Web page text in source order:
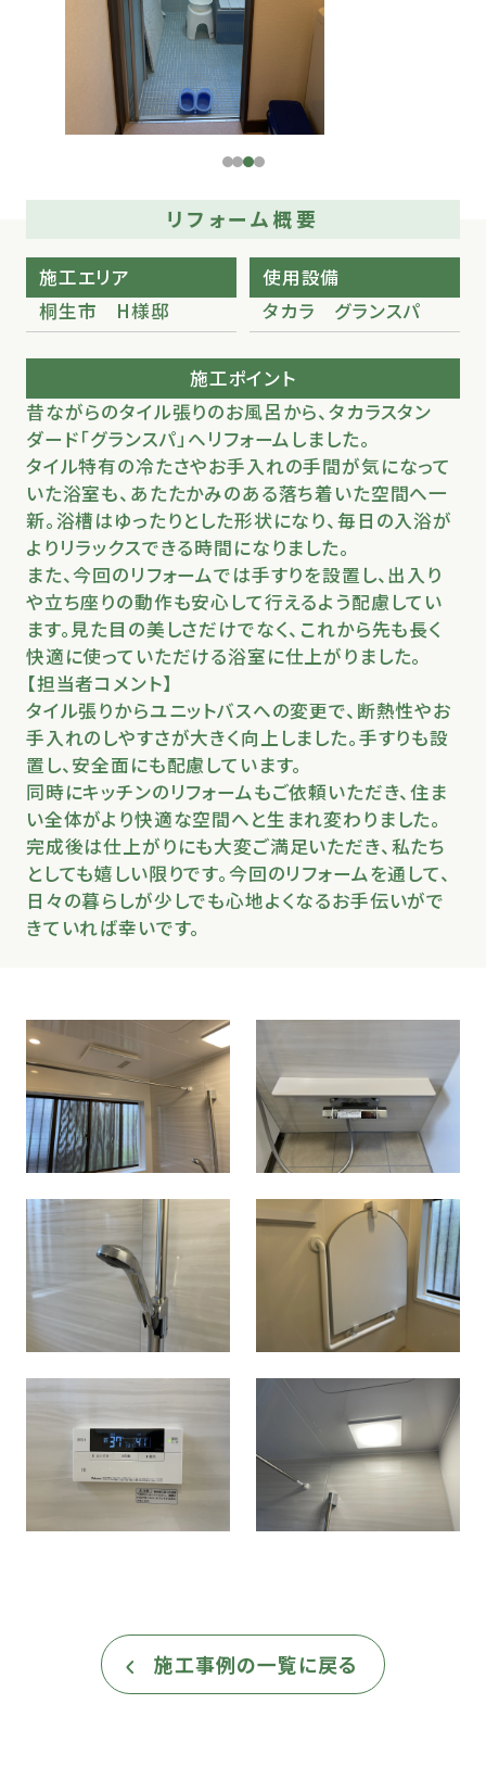
リフォーム概要
施工エリア
桐生市 H様邸
使用設備
タカラ グランスパ
施工ポイント
昔ながらのタイル張りのお風呂から、タカラスタン
ダード「グランスパ」へリフォームしました。
タイル特有の冷たさやお手入れの手間が気になって
いた浴室も、あたたかみのある落ち着いた空間へ一
新。浴槽はゆったりとした形状になり、毎日の入浴が
よりリラックスできる時間になりました。
また、今回のリフォームでは手すりを設置し、出入り
や立ち座りの動作も安心して行えるよう配慮してい
ます。見た目の美しさだけでなく、これから先も長く
快適に使っていただける浴室に仕上がりました。
【担当者コメント】
タイル張りからユニットバスへの変更で、断熱性やお
手入れのしやすさが大きく向上しました。手すりも設
置し、安全面にも配慮しています。
同時にキッチンのリフォームもご依頼いただき、住ま
い全体がより快適な空間へと生まれ変わりました。
完成後は仕上がりにも大変ご満足いただき、私たち
としても嬉しい限りです。今回のリフォームを通して、
日々の暮らしが少しでも心地よくなるお手伝いがで
きていれば幸いです。
施工事例の一覧に戻る